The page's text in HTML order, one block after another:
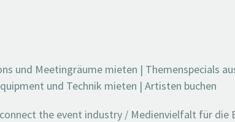
und Meetingräume mieten | Themenspecials
und Technik mieten | Artisten buchen
the event industry / Medienvielfalt für die